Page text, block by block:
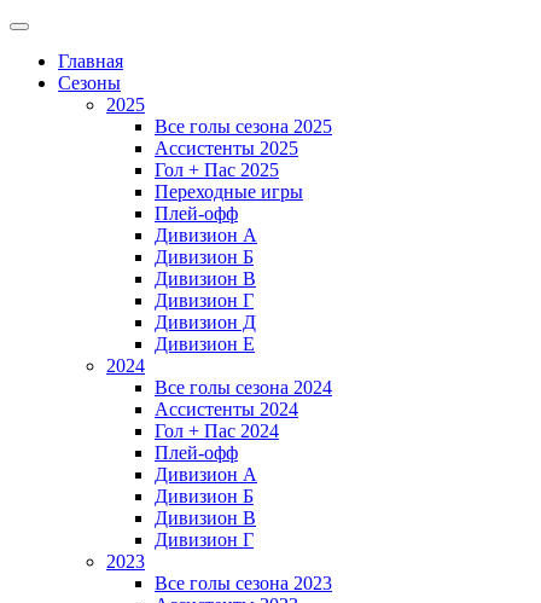
Главная
Сезоны
2025
Все голы сезона 2025
Ассистенты 2025
Гол + Пас 2025
Переходные игры
Плей-офф
Дивизион A
Дивизион Б
Дивизион В
Дивизион Г
Дивизион Д
Дивизион Е
2024
Все голы сезона 2024
Ассистенты 2024
Гол + Пас 2024
Плей-офф
Дивизион A
Дивизион Б
Дивизион В
Дивизион Г
2023
Все голы сезона 2023